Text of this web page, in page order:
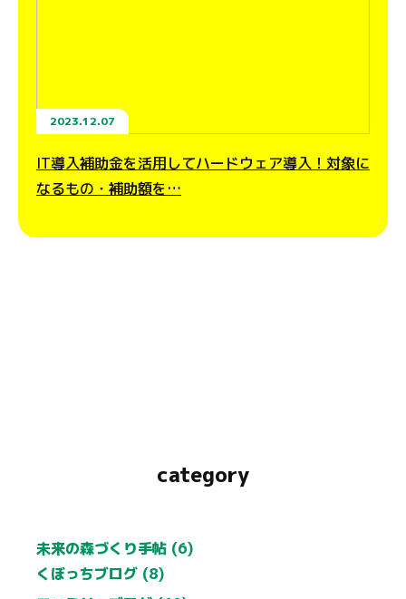
2023.12.07
IT導入補助金を活用してハードウェア導入！対象に
なるもの・補助額を…
category
未来の森づくり手帖 (6)
くぼっちブログ (8)